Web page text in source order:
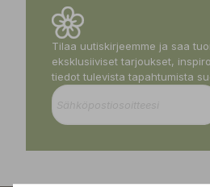
Tilaa uutiskirjeemme ja saa
eksklusiiviset tarjoukset,
tiedot tulevista tapahtumista